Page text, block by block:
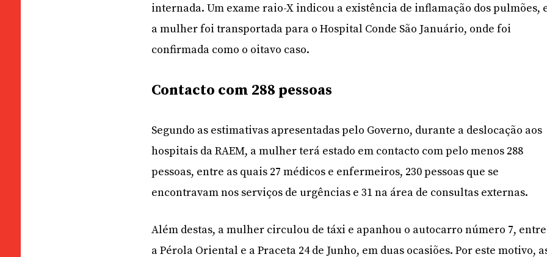
internada. Um exame raio-X indicou a existência de inflamação dos pulmões,
a mulher foi transportada para o Hospital Conde São Januário, onde foi
confirmada como o oitavo caso.
Contacto com 288 pessoas
Segundo as estimativas apresentadas pelo Governo, durante a deslocação aos
hospitais da RAEM, a mulher terá estado em contacto com pelo menos 288
pessoas, entre as quais 27 médicos e enfermeiros, 230 pessoas que se
encontravam nos serviços de urgências e 31 na área de consultas externas.
Além destas, a mulher circulou de táxi e apanhou o autocarro número 7, entre
a Pérola Oriental e a Praceta 24 de Junho, em duas ocasiões. Por este motivo,